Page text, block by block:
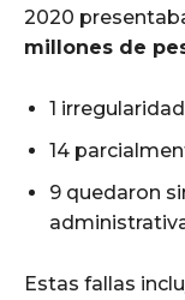
2020
millones de
1
14
9 quedaron
Estas fallas